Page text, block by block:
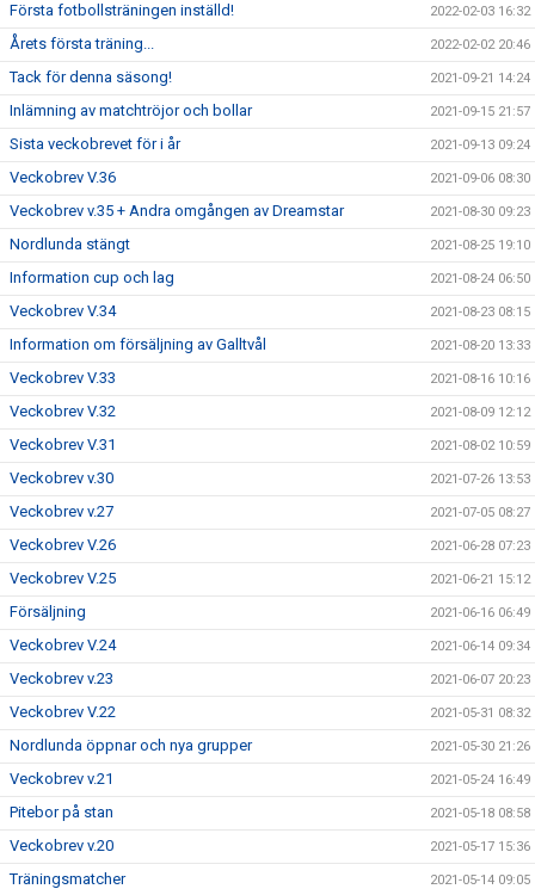
Första fotbollsträningen inställd! 2022-02-03 16:32
Årets första träning... 2022-02-02 20:46
Tack för denna säsong! 2021-09-21 14:24
Inlämning av matchtröjor och bollar 2021-09-15 21:57
Sista veckobrevet för i år 2021-09-13 09:24
Veckobrev V.36 2021-09-06 08:30
Veckobrev v.35 + Andra omgången av Dreamstar 2021-08-30 09:23
Nordlunda stängt 2021-08-25 19:10
Information cup och lag 2021-08-24 06:50
Veckobrev V.34 2021-08-23 08:15
Information om försäljning av Galltvål 2021-08-20 13:33
Veckobrev V.33 2021-08-16 10:16
Veckobrev V.32 2021-08-09 12:12
Veckobrev V.31 2021-08-02 10:59
Veckobrev v.30 2021-07-26 13:53
Veckobrev v.27 2021-07-05 08:27
Veckobrev V.26 2021-06-28 07:23
Veckobrev V.25 2021-06-21 15:12
Försäljning 2021-06-16 06:49
Veckobrev V.24 2021-06-14 09:34
Veckobrev v.23 2021-06-07 20:23
Veckobrev V.22 2021-05-31 08:32
Nordlunda öppnar och nya grupper 2021-05-30 21:26
Veckobrev v.21 2021-05-24 16:49
Pitebor på stan 2021-05-18 08:58
Veckobrev v.20 2021-05-17 15:36
Träningsmatcher 2021-05-14 09:05